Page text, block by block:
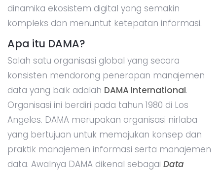
dinamika ekosistem digital yang semakin
kompleks dan menuntut ketepatan informasi.
Apa itu DAMA?
Salah satu organisasi global yang secara
konsisten mendorong penerapan manajemen
data yang baik adalah DAMA International.
Organisasi ini berdiri pada tahun 1980 di Los
Angeles. DAMA merupakan organisasi nirlaba
yang bertujuan untuk memajukan konsep dan
praktik manajemen informasi serta manajemen
data. Awalnya DAMA dikenal sebagai Data